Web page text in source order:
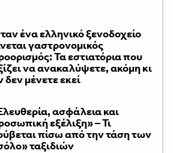
ένα ελληνικό ξενοδοχείο
γαστρονομικός
Τα εστιατόρια που
να ανακαλύψετε, ακόμη κι
δεν μένετε εκεί
ασφάλεια και
εξέλιξη» – Τι
πίσω από την τάση των
ταξιδιών